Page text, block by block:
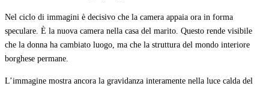
Nel ciclo di immagini è decisivo che la camera appaia ora in forma
speculare. È la nuova camera nella casa del marito. Questo rende visibile
che la donna ha cambiato luogo, ma che la struttura del mondo interiore
borghese permane.
L’immagine mostra ancora la gravidanza interamente nella luce calda del